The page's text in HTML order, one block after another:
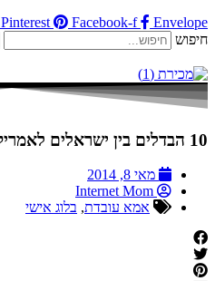
Pinterest Facebook-f
Envelope
חיפוש
10 הבדלים בין ישראלים לאמריקאים
מאי 8, 2014
Internet Mom
אמא עובדת, בלוג אישי